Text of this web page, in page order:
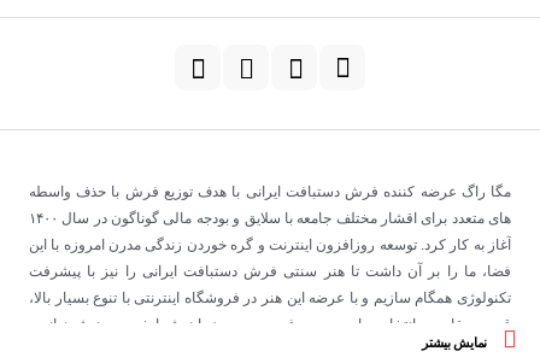
مگا راگ عرضه کننده فرش دستبافت ایرانی با هدف توزیع فرش با حذف واسطه
های متعدد برای اقشار مختلف جامعه با سلایق و بودجه مالی گوناگون در سال
آغاز به کار کرد.توسعه روزافزون اینترنت و گره خوردن زندگی مدرن امروزه با این
فضا، ما را بر آن داشت تا هنر سنتی فرش دستبافت ایرانی را نیز با پیشرفت
تکنولوژی همگام سازیم و با عرضه این هنر در فروشگاه اینترنتی با تنوع بسیار بالا،
قدرت مقایسه، انتخاب راحت و صرفه جویی در زمان شما خریدی هوشمندانه و
مطمئن را به مشتریان ارزانی داریم
نمایش بیشتر